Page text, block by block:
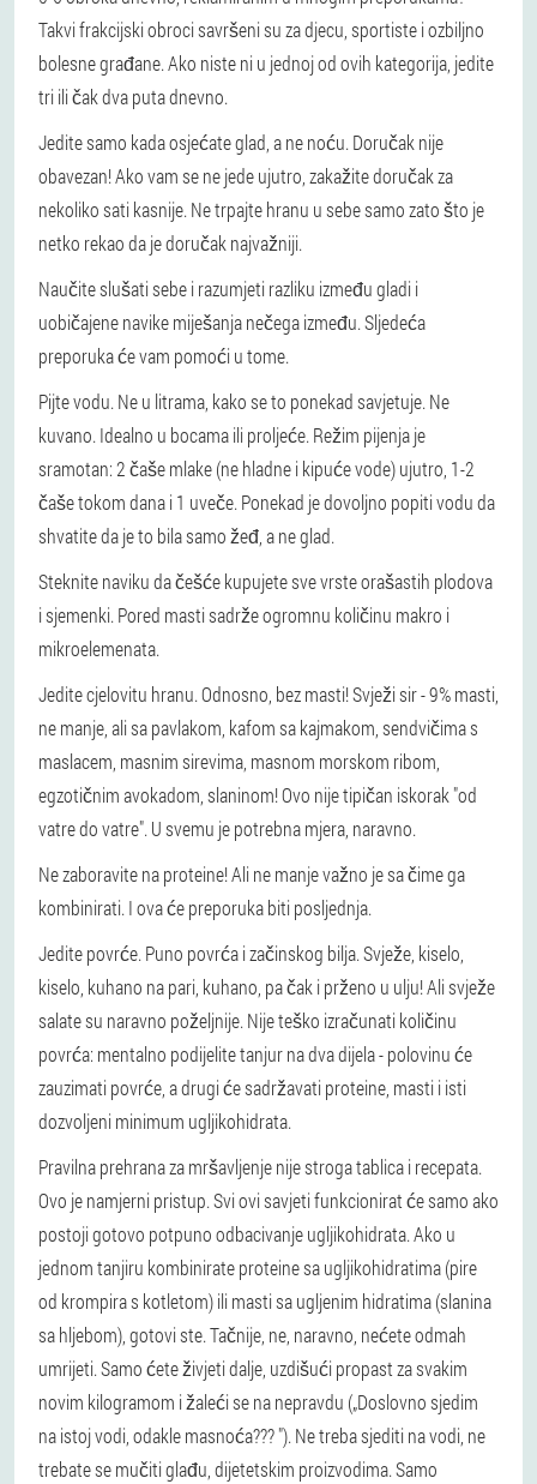
Takvi frakcijski obroci savršeni su za djecu, sportiste i ozbiljno
bolesne građane. Ako niste ni u jednoj od ovih kategorija, jedite
tri ili čak dva puta dnevno.
Jedite samo kada osjećate glad, a ne noću. Doručak nije
obavezan! Ako vam se ne jede ujutro, zakažite doručak za
nekoliko sati kasnije. Ne trpajte hranu u sebe samo zato što je
netko rekao da je doručak najvažniji.
Naučite slušati sebe i razumjeti razliku između gladi i
uobičajene navike miješanja nečega između. Sljedeća
preporuka će vam pomoći u tome.
Pijte vodu. Ne u litrama, kako se to ponekad savjetuje. Ne
kuvano. Idealno u bocama ili proljeće. Režim pijenja je
sramotan: 2 čaše mlake (ne hladne i kipuće vode) ujutro, 1-2
čaše tokom dana i 1 uveče. Ponekad je dovoljno popiti vodu da
shvatite da je to bila samo žeđ, a ne glad.
Steknite naviku da češće kupujete sve vrste orašastih plodova
i sjemenki. Pored masti sadrže ogromnu količinu makro i
mikroelemenata.
Jedite cjelovitu hranu. Odnosno, bez masti! Svježi sir - 9% masti,
ne manje, ali sa pavlakom, kafom sa kajmakom, sendvičima s
maslacem, masnim sirevima, masnom morskom ribom,
egzotičnim avokadom, slaninom! Ovo nije tipičan iskorak "od
vatre do vatre". U svemu je potrebna mjera, naravno.
Ne zaboravite na proteine! Ali ne manje važno je sa čime ga
kombinirati. I ova će preporuka biti posljednja.
Jedite povrće. Puno povrća i začinskog bilja. Svježe, kiselo,
kiselo, kuhano na pari, kuhano, pa čak i prženo u ulju! Ali svježe
salate su naravno poželjnije. Nije teško izračunati količinu
povrća: mentalno podijelite tanjur na dva dijela - polovinu će
zauzimati povrće, a drugi će sadržavati proteine, masti i isti
dozvoljeni minimum ugljikohidrata.
Pravilna prehrana za mršavljenje nije stroga tablica i recepata.
Ovo je namjerni pristup. Svi ovi savjeti funkcionirat će samo ako
postoji gotovo potpuno odbacivanje ugljikohidrata. Ako u
jednom tanjiru kombinirate proteine sa ugljikohidratima (pire
od krompira s kotletom) ili masti sa ugljenim hidratima (slanina
sa hljebom), gotovi ste. Tačnije, ne, naravno, nećete odmah
umrijeti. Samo ćete živjeti dalje, uzdišući propast za svakim
novim kilogramom i žaleći se na nepravdu („Doslovno sjedim
na istoj vodi, odakle masnoća??? "). Ne treba sjediti na vodi, ne
trebate se mučiti glađu, dijetetskim proizvodima. Samo